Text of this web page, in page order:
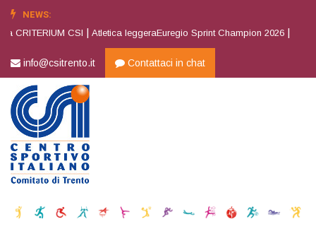
NEWS:
CSI |Atletica leggeraEuregio Sprint Champion 2026 |Atletica
info@csitrento.it Contattaci in chat